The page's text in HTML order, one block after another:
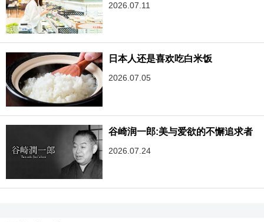
2026.07.11
日本人还是喜欢吃白米饭
2026.07.05
谷崎润一郎:美与爱欲的不懈追求者
2026.07.24